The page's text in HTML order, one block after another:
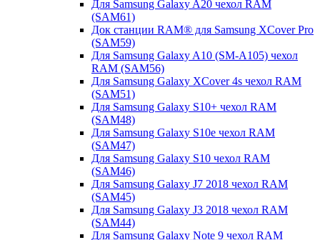
Для Samsung Galaxy A20 чехол RAM
(SAM61)
Док станции RAM® для Samsung XCover Pro
(SAM59)
Для Samsung Galaxy A10 (SM-A105) чехол
RAM (SAM56)
Для Samsung Galaxy XCover 4s чехол RAM
(SAM51)
Для Samsung Galaxy S10+ чехол RAM
(SAM48)
Для Samsung Galaxy S10e чехол RAM
(SAM47)
Для Samsung Galaxy S10 чехол RAM
(SAM46)
Для Samsung Galaxy J7 2018 чехол RAM
(SAM45)
Для Samsung Galaxy J3 2018 чехол RAM
(SAM44)
Для Samsung Galaxy Note 9 чехол RAM